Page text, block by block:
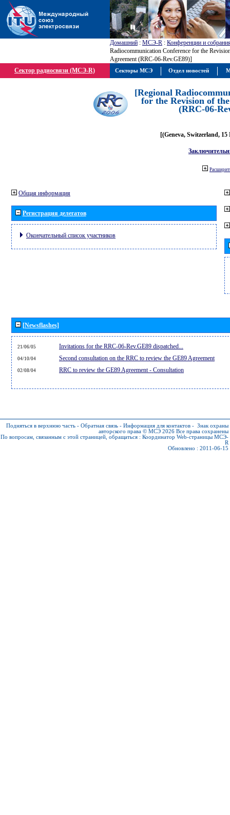
Домашний : МСЭ-R : Конференции и
Radiocommunication Conference for the
Agreement (RRC-06-Rev.GE89)]
Сектор радиосвязи (МСЭ-R)
[Regional
for the Revision of
(RRC-06-
[(Geneva, Switzerland, 15
Общая информация
Регистрация делегатов
Окончательный список участников
[Newsflashes]
21/06/05 Invitations for the RRC-06-Rev.GE89 dispatched...
04/10/04 Second consultation on the RRC to review the GE89 Agreement
02/08/04 RRC to review the GE89 Agreement - Consultation
Подняться в верхнюю часть - Обратная связь - Информация для контактов - Знак охраны
авторского права © МСЭ 2026 Все права сохранены
По вопросам, связанным с этой страницей, обращаться : Координатор Web-страницы МСЭ-
R
Обновлено : 2011-06-15
Секторы МСЭ Отдел новостей